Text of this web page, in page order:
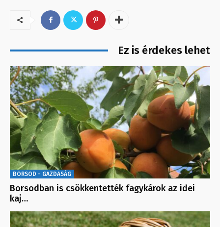
Ez is érdekes lehet
BORSOD - GAZDASÁG
Borsodban is csökkentették fagykárok az idei
kaj…